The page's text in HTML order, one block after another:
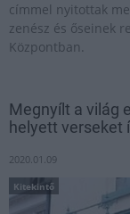
címmel nyitottak
zenész és őseinek
Központban.
Megnyílt a világ
helyett verseket
2020.01.09
Kitekintő